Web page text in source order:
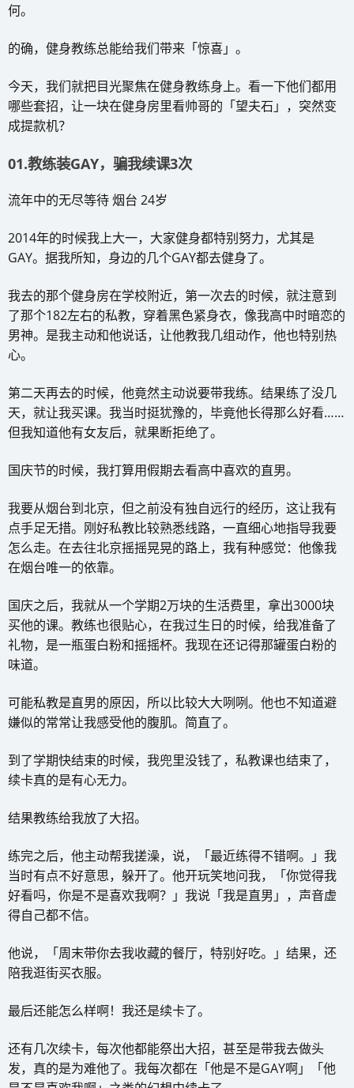
何。
的确，健身教练总能给我们带来「惊喜」。
今天，我们就把目光聚焦在健身教练身上。看一下他们都用
哪些套招，让一块在健身房里看帅哥的「望夫石」，突然变
成提款机？
01.教练装GAY，骗我续课3次
流年中的无尽等待 烟台 24岁
2014年的时候我上大一，大家健身都特别努力，尤其是
GAY。据我所知，身边的几个GAY都去健身了。
我去的那个健身房在学校附近，第一次去的时候，就注意到
了那个182左右的私教，穿着黑色紧身衣，像我高中时暗恋的
男神。是我主动和他说话，让他教我几组动作，他也特别热
心。
第二天再去的时候，他竟然主动说要带我练。结果练了没几
天，就让我买课。我当时挺犹豫的，毕竟他长得那么好看……
但我知道他有女友后，就果断拒绝了。
国庆节的时候，我打算用假期去看高中喜欢的直男。
我要从烟台到北京，但之前没有独自远行的经历，这让我有
点手足无措。刚好私教比较熟悉线路，一直细心地指导我要
怎么走。在去往北京摇摇晃晃的路上，我有种感觉：他像我
在烟台唯一的依靠。
国庆之后，我就从一个学期2万块的生活费里，拿出3000块
买他的课。教练也很贴心，在我过生日的时候，给我准备了
礼物，是一瓶蛋白粉和摇摇杯。我现在还记得那罐蛋白粉的
味道。
可能私教是直男的原因，所以比较大大咧咧。他也不知道避
嫌似的常常让我感受他的腹肌。简直了。
到了学期快结束的时候，我兜里没钱了，私教课也结束了，
续卡真的是有心无力。
结果教练给我放了大招。
练完之后，他主动帮我搓澡，说，「最近练得不错啊。」我
当时有点不好意思，躲开了。他开玩笑地问我，「你觉得我
好看吗，你是不是喜欢我啊？」我说「我是直男」，声音虚
得自己都不信。
他说，「周末带你去我收藏的餐厅，特别好吃。」结果，还
陪我逛街买衣服。
最后还能怎么样啊！我还是续卡了。
还有几次续卡，每次他都能祭出大招，甚至是带我去做头
发，真的是为难他了。我每次都在「他是不是GAY啊」「他